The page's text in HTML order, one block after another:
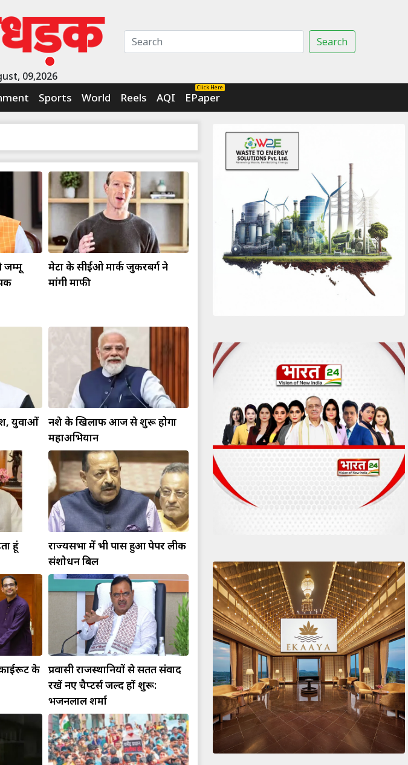
09,2026
Search
Sports World Reels AQI
Click Here
EPaper
जम्मू
मेटा के सीईओ मार्क जुकरबर्ग ने
मांगी माफी
युवाओं
नशे के खिलाफ आज से शुरू होगा
महाअभियान
हूं
राज्यसभा में भी पास हुआ पेपर लीक
संशोधन बिल
के
प्रवासी राजस्थानियों से सतत संवाद
रखें नए चैप्टर्स जल्द हों शुरू:
भजनलाल शर्मा